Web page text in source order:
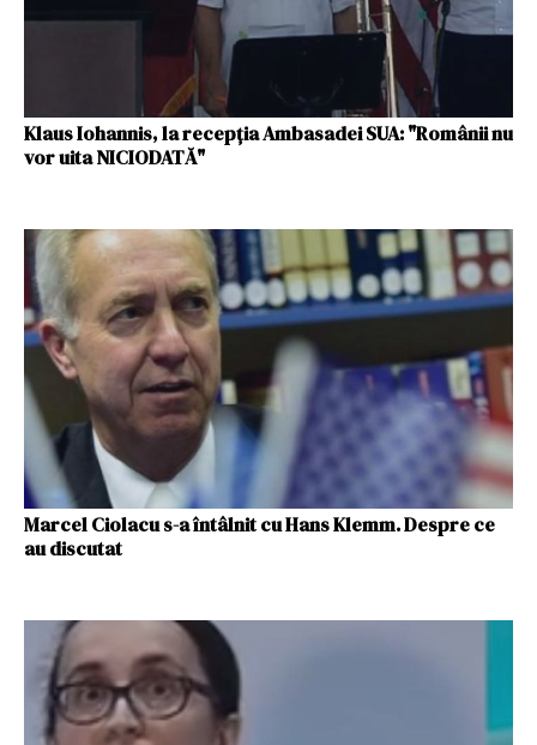
Klaus Iohannis, la recepţia Ambasadei SUA: "Românii nu
vor uita NICIODATĂ"
Marcel Ciolacu s-a întâlnit cu Hans Klemm. Despre ce
au discutat